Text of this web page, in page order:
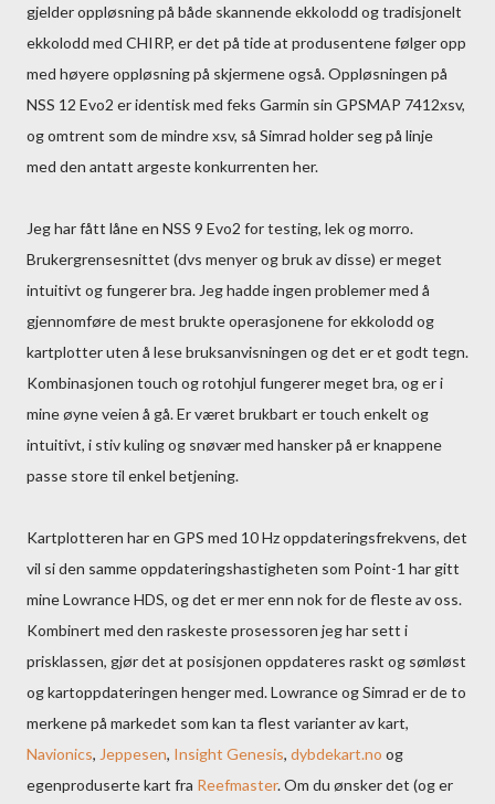
gjelder oppløsning på både skannende ekkolodd og tradisjonelt
ekkolodd med CHIRP, er det på tide at produsentene følger opp
med høyere oppløsning på skjermene også. Oppløsningen på
NSS 12 Evo2 er identisk med feks Garmin sin GPSMAP 7412xsv,
og omtrent som de mindre xsv, så Simrad holder seg på linje
med den antatt argeste konkurrenten her.
Jeg har fått låne en NSS 9 Evo2 for testing, lek og morro.
Brukergrensesnittet (dvs menyer og bruk av disse) er meget
intuitivt og fungerer bra. Jeg hadde ingen problemer med å
gjennomføre de mest brukte operasjonene for ekkolodd og
kartplotter uten å lese bruksanvisningen og det er et godt tegn.
Kombinasjonen touch og rotohjul fungerer meget bra, og er i
mine øyne veien å gå. Er været brukbart er touch enkelt og
intuitivt, i stiv kuling og snøvær med hansker på er knappene
passe store til enkel betjening.
Kartplotteren har en GPS med 10 Hz oppdateringsfrekvens, det
vil si den samme oppdateringshastigheten som Point-1 har gitt
mine Lowrance HDS, og det er mer enn nok for de fleste av oss.
Kombinert med den raskeste prosessoren jeg har sett i
prisklassen, gjør det at posisjonen oppdateres raskt og sømløst
og kartoppdateringen henger med. Lowrance og Simrad er de to
merkene på markedet som kan ta flest varianter av kart,
Navionics, Jeppesen, Insight Genesis, dybdekart.no og
egenproduserte kart fra Reefmaster. Om du ønsker det (og er